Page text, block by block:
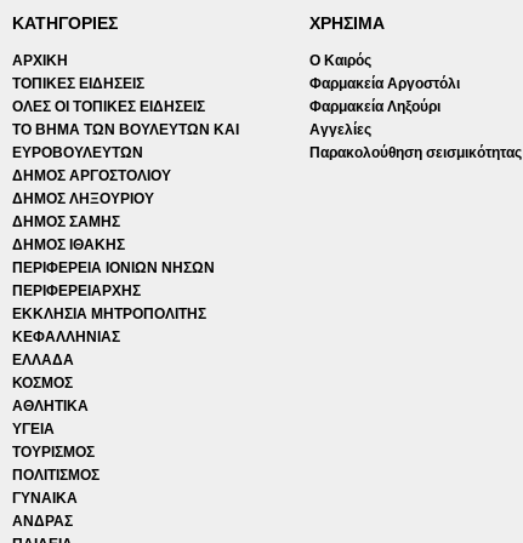
ΚΑΤΗΓΟΡΙΕΣ
ΑΡΧΙΚΗ
ΤΟΠΙΚΕΣ ΕΙΔΗΣΕΙΣ
ΟΛΕΣ ΟΙ ΤΟΠΙΚΕΣ ΕΙΔΗΣΕΙΣ
ΤΟ ΒΗΜΑ ΤΩΝ ΒΟΥΛΕΥΤΩΝ ΚΑΙ
ΕΥΡΟΒΟΥΛΕΥΤΩΝ
ΔΗΜΟΣ ΑΡΓΟΣΤΟΛΙΟΥ
ΔΗΜΟΣ ΛΗΞΟΥΡΙΟΥ
ΔΗΜΟΣ ΣΑΜΗΣ
ΔΗΜΟΣ ΙΘΑΚΗΣ
ΠΕΡΙΦΕΡΕΙΑ ΙΟΝΙΩΝ ΝΗΣΩΝ
ΠΕΡΙΦΕΡΕΙΑΡΧΗΣ
ΕΚΚΛΗΣΙΑ ΜΗΤΡΟΠΟΛΙΤΗΣ
ΚΕΦΑΛΛΗΝΙΑΣ
ΕΛΛΑΔΑ
ΚΟΣΜΟΣ
ΑΘΛΗΤΙΚΑ
ΥΓΕΙΑ
ΤΟΥΡΙΣΜΟΣ
ΠΟΛΙΤΙΣΜΟΣ
ΓΥΝΑΙΚΑ
ΑΝΔΡΑΣ
ΧΡΗΣΙΜΑ
Ο Καιρός
Φαρμακεία Αργοστόλι
Φαρμακεία Ληξούρι
Αγγελίες
Παρακολούθηση σεισμικότητας